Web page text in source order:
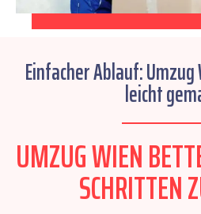
Einfacher Ablauf:
leicht
UMZUG WIEN
SCHRITTEN